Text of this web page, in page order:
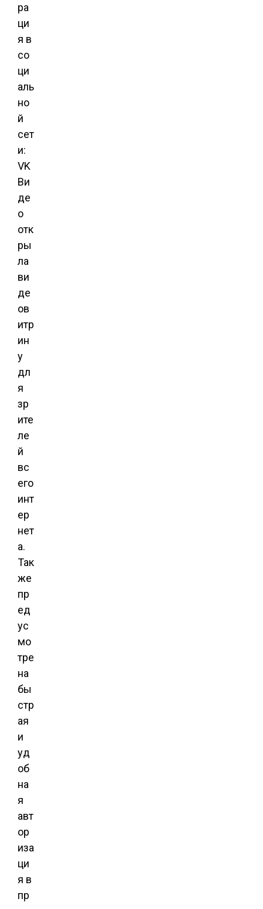
ра
ци
я в
со
ци
аль
но
й
сет
и:
VK
Ви
де
о
отк
ры
ла
ви
де
ов
итр
ин
у
дл
я
зр
ите
ле
й
вс
его
инт
ер
нет
а.
Так
же
пр
ед
ус
мо
тре
на
бы
стр
ая
и
уд
об
на
я
авт
ор
иза
ци
я в
пр